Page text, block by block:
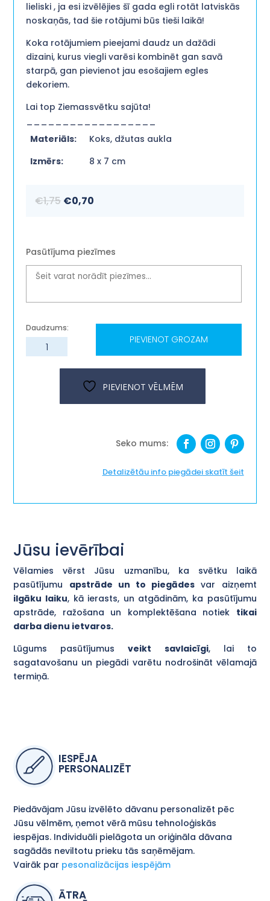
lieliski , ja esi izvēlējies šī gada egli rotāt latviskās
noskaņās, tad šie rotājumi būs tieši laikā!
Koka rotājumiem pieejami daudz un dažādi
dizaini, kurus viegli varēsi kombinēt gan savā
starpā, gan pievienot jau esošajiem egles
dekoriem.
Lai top Ziemassvētku sajūta!
Materiāls:
Koks, džutas aukla
Izmērs:
8 x 7 cm
€1,75 Original
€0,70
Pasūtījuma piezīmes
Egles
rotājums
''Ciematiņš''
PIEVIENOT GROZAM
PIEVIENOT VĒLMĒM
Detalizētāu info piegādei skatīt šeit
Jūsu ievērībai
Vēlamies vērst Jūsu uzmanību, ka svētku laikā
pasūtījumu apstrāde un to piegādes var aizņemt
ilgāku laiku, kā ierasts, un atgādinām, ka pasūtījumu
apstrāde, ražošana un komplektēšana notiek tikai
darba dienu ietvaros.
Lūgums pasūtījumusveikt savlaicīgi, lai to
sagatavošanu un piegādi varētu nodrošināt vēlamajā
termiņā.
IESPĒJA
PERSONALIZĒT
Piedāvājam Jūsu izvēlēto dāvanu personalizēt pēc
Jūsu vēlmēm, ņemot vērā mūsu tehnoloģiskās
iespējas. Individuāli pielāgota un oriģināla dāvana
sagādās neviltotu prieku tās saņēmējam.
Vairāk par pesonalizācijas iespējām
ĀTRA